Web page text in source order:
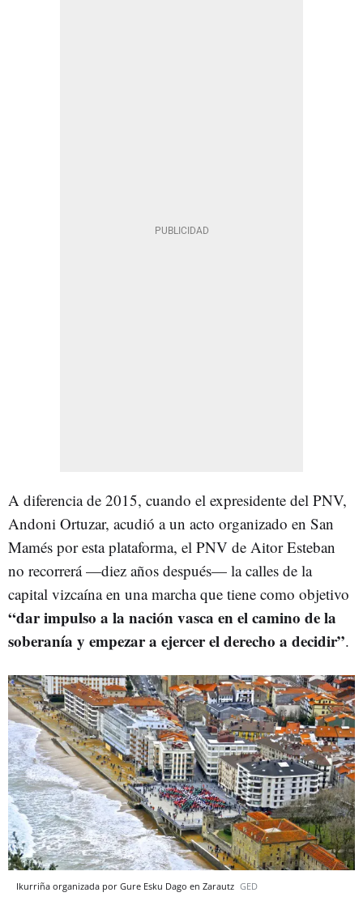
A diferencia de 2015, cuando el expresidente del PNV,
Andoni Ortuzar, acudió a un acto organizado en San
Mamés por esta plataforma, el PNV de Aitor Esteban
no recorrerá —diez años después— la calles de la
capital vizcaína en una marcha que tiene como objetivo
“dar impulso a la nación vasca en el camino de la
soberanía y empezar a ejercer el derecho a decidir”.
Ikurriña organizada por Gure Esku Dago en Zarautz GED